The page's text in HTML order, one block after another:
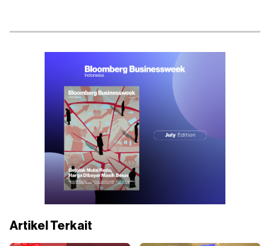
Artikel Terkait